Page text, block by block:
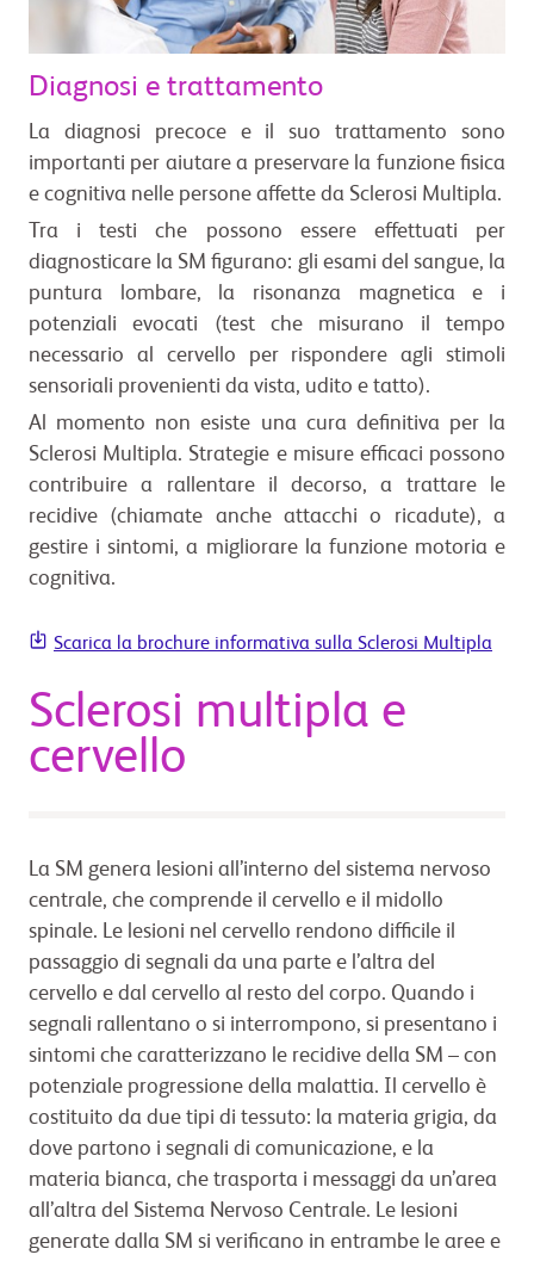
Diagnosi e trattamento
La diagnosi precoce e il suo trattamento sono
importanti per aiutare a preservare la funzione fisica
e cognitiva nelle persone affette da Sclerosi Multipla.
Tra i testi che possono essere effettuati per
diagnosticare la SM figurano: gli esami del sangue, la
puntura lombare, la risonanza magnetica e i
potenziali evocati (test che misurano il tempo
necessario al cervello per rispondere agli stimoli
sensoriali provenienti da vista, udito e tatto).
Al momento non esiste una cura definitiva per la
Sclerosi Multipla. Strategie e misure efficaci possono
contribuire a rallentare il decorso, a trattare le
recidive (chiamate anche attacchi o ricadute), a
gestire i sintomi, a migliorare la funzione motoria e
cognitiva.
Scarica la brochure informativa sulla Sclerosi Multipla
Sclerosi multipla e
cervello
La SM genera lesioni all’interno del sistema nervoso
centrale, che comprende il cervello e il midollo
spinale. Le lesioni nel cervello rendono difficile il
passaggio di segnali da una parte e l’altra del
cervello e dal cervello al resto del corpo. Quando i
segnali rallentano o si interrompono, si presentano i
sintomi che caratterizzano le recidive della SM – con
potenziale progressione della malattia. Il cervello è
costituito da due tipi di tessuto: la materia grigia, da
dove partono i segnali di comunicazione, e la
materia bianca, che trasporta i messaggi da un’area
all’altra del Sistema Nervoso Centrale. Le lesioni
generate dalla SM si verificano in entrambe le aree e